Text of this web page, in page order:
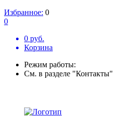
Избранное: 0
0
0 руб.
Корзина
Режим работы:
См. в разделе "Контакты"